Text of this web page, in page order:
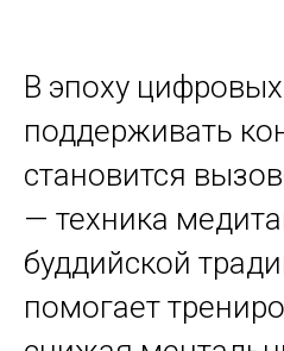
В эпоху
поддерживать
становится
— техника
буддийской
помогает